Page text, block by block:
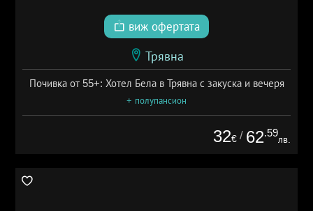
виж офертата
Трявна
Почивка от 55+: Хотел Бела в Трявна с закуска и вечеря
+ полупансион
32€ / 62.59
лв.